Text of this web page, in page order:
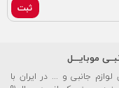
ثبت
موبایـــل
جانبی و ... در ایران با